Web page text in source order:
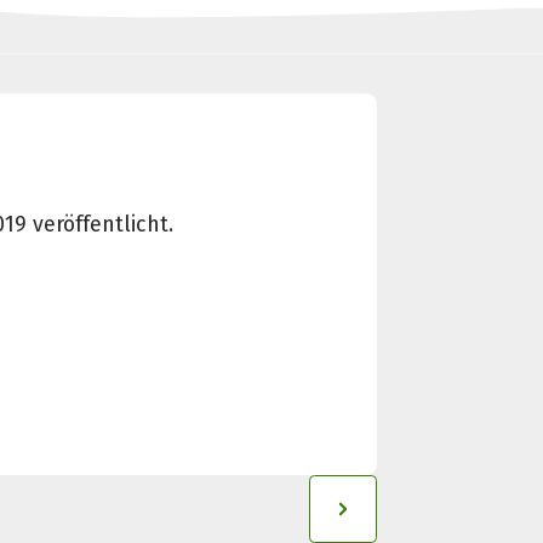
veröffentlicht.